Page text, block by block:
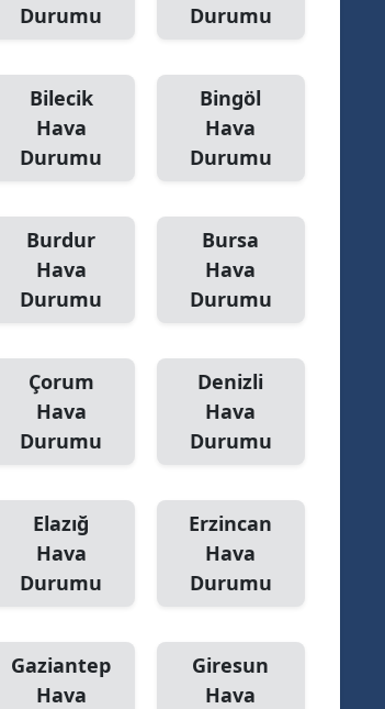
Durumu
Durumu
Bilecik
Hava
Durumu
Bingöl
Hava
Durumu
Burdur
Hava
Durumu
Bursa
Hava
Durumu
Çorum
Hava
Durumu
Denizli
Hava
Durumu
Elazığ
Hava
Durumu
Erzincan
Hava
Durumu
Gaziantep
Hava
Giresun
Hava